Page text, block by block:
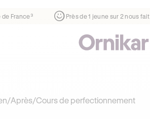
¹ 1ère auto-école de France³
/Après/Cours de perfectionnement